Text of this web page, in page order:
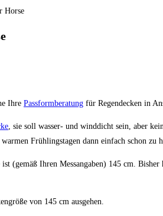
Ihre Passformberatung für Regendecken in
, sie soll wasser- und winddicht sein, aber
Frühlingstagen dann einfach schon zu
(gemäß Ihren Messangaben) 145 cm.
von 145 cm ausgehen.